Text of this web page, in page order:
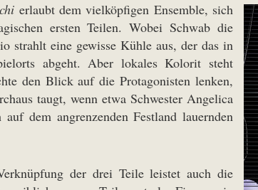
erlaubt dem vielköpfigen Ensemble, sich
ersten Teilen. Wobei Schwab die
strahlt eine gewisse Kühle aus, der das in
abgeht. Aber lokales Kolorit steht
den Blick auf die Protagonisten lenken,
taugt, wenn etwa Schwester Angelica
dem angrenzenden Festland lauernden
der drei Teile leistet auch die